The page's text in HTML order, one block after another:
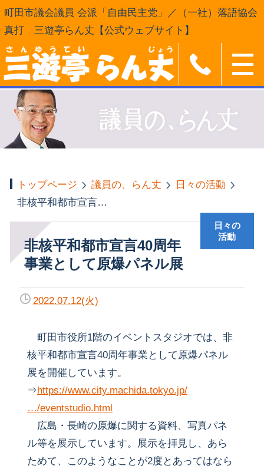
町田市議会議員 会派「自由民主党」／（一社）落語協会
真打 三遊亭らん丈【公式ウェブサイト】
トップページ 議員の、らん丈
日々の活動
非核平和都市宣言40周年事業として原爆パネル展
非核平和都市宣言40周年
事業として原爆パネル展
日々の
活動
2022.07.12(火)
町田市役所1階のイベントスタジオでは、非
核平和都市宣言40周年事業として原爆パネル
展を開催しています。
⇒https://www.city.machida.tokyo.jp/
…/eventstudio.html
広島・長崎の原爆に関する資料、写真パネ
ル等を展示しています。展示を拝見し、あら
ためて、このようなことが2度とあってはなら